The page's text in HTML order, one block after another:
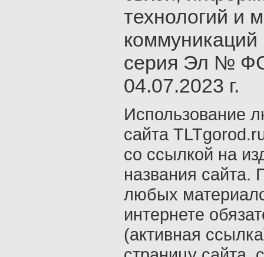
технологий и
серия Эл №
04.07.2023 г.
Использование
сайта
со ссылкой на
названия сайта.
любых
интернете
(активная